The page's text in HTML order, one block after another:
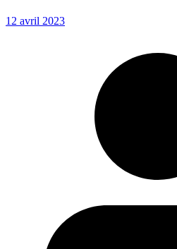
12 avril 2023